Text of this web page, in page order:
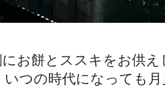
お餅とススキをお供
つの時代になっても